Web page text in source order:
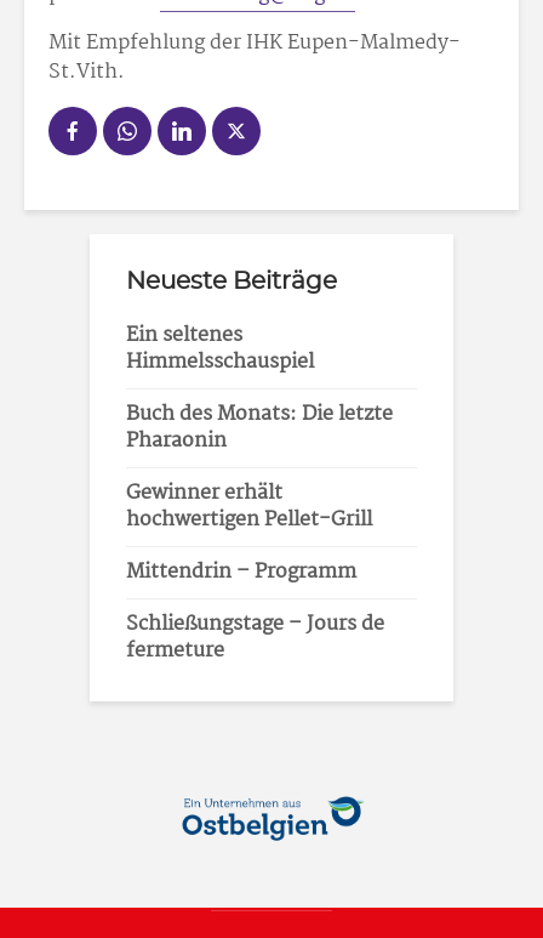
Mit Empfehlung der IHK Eupen-Malmedy-
St.Vith.
Neueste Beiträge
Ein seltenes
Himmelsschauspiel
Buch des Monats: Die letzte
Pharaonin
Gewinner erhält
hochwertigen Pellet-Grill
Mittendrin – Programm
Schließungstage – Jours de
fermeture